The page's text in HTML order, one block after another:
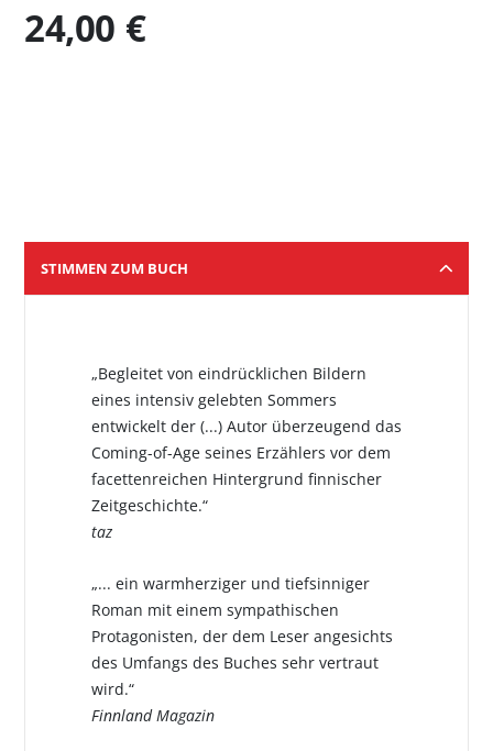
24,00 €
STIMMEN ZUM BUCH
„Begleitet von eindrücklichen Bildern
eines intensiv gelebten Sommers
entwickelt der (...) Autor überzeugend das
Coming-of-Age seines Erzählers vor dem
facettenreichen Hintergrund finnischer
Zeitgeschichte.“
taz
„... ein warmherziger und tiefsinniger
Roman mit einem sympathischen
Protagonisten, der dem Leser angesichts
des Umfangs des Buches sehr vertraut
wird.“
Finnland Magazin